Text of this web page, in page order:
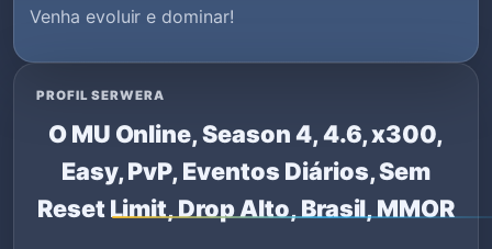
Venha evoluir e dominar!
PROFIL SERWERA
O MU Online, Season 4, 4.6, x300,
Easy, PvP, Eventos Diários, Sem
Reset Limit, Drop Alto, Brasil, MMOR